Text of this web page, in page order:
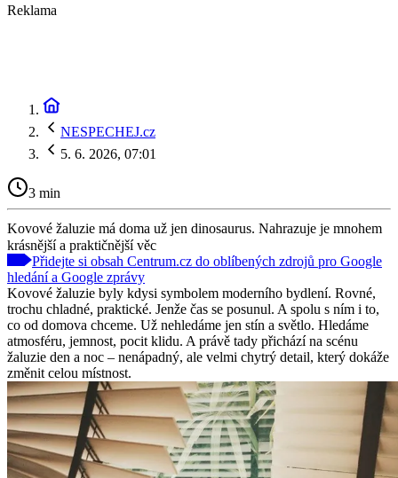
Reklama
NESPECHEJ.cz
5. 6. 2026, 07:01
3 min
Kovové žaluzie má doma už jen dinosaurus. Nahrazuje je mnohem
krásnější a praktičnější věc
Přidejte si obsah Centrum.cz do oblíbených zdrojů pro Google
hledání a Google zprávy
Kovové žaluzie byly kdysi symbolem moderního bydlení. Rovné,
trochu chladné, praktické. Jenže čas se posunul. A spolu s ním i to,
co od domova chceme. Už nehledáme jen stín a světlo. Hledáme
atmosféru, jemnost, pocit klidu. A právě tady přichází na scénu
žaluzie den a noc – nenápadný, ale velmi chytrý detail, který dokáže
změnit celou místnost.